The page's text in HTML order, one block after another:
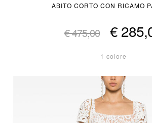
ABITO CORTO CON RICAMO
€ 475,00 €
1 colore